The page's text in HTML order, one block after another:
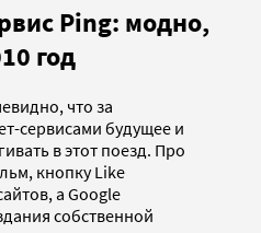
Ping: модно,
год
что за
сервисами будущее и
в этот поезд. Про
кнопку Like
а Google
собственной